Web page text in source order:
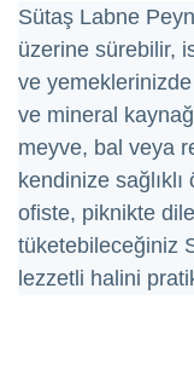
Sütaş Labne
üzerine sürebilir,
ve
ve mineral
meyve, bal veya
kendinize
ofiste, piknikte
tüketebileceğiniz
lezzetli halini